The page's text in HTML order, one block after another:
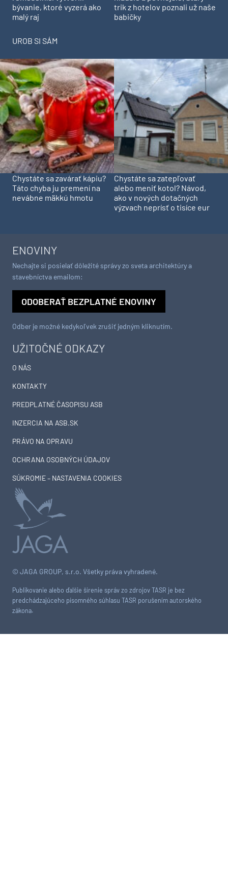
bývanie, ktoré vyzerá ako
malý raj
trik z hotelov poznali už naše
babičky
UROB SI SÁM
Chystáte sa zavárať kápiu?
Táto chyba ju premení na
nevábne mäkkú hmotu
Chystáte sa zatepľovať
alebo meniť kotol? Návod,
ako v nových dotačných
výzvach neprísť o tisíce eur
© JAGA GROUP, s.r.o. Všetky práva vyhradené.
Publikovanie alebo ďalšie šírenie správ zo zdrojov TASR je bez
predchádzajúceho písomného súhlasu TASR porušením autorského
zákona.
UŽITOČNÉ ODKAZY
O NÁS
KONTAKTY
PREDPLATNÉ ČASOPISU ASB
INZERCIA NA ASB.SK
PRÁVO NA OPRAVU
OCHRANA OSOBNÝCH ÚDAJOV
SÚKROMIE – NASTAVENIA COOKIES
ENOVINY
Nechajte si posielať dôležité správy zo sveta architektúry a
stavebníctva emailom:
ODOBERAŤ BEZPLATNÉ ENOVINY
Odber je možné kedykoľvek zrušiť jedným kliknutím.